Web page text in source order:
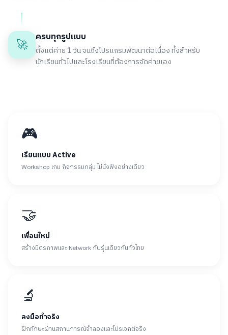
🚀 ครบทุกรูปแบบ
ตั้งแต่ค่าย 1 วัน จนถึงโปรแกรมพัฒนาต่อเนื่อง ทั้งสำหรับ
นักเรียนทั่วไปและโรงเรียนที่ต้องการจัดค่ายเอง
🎮
เรียนแบบ Active
Workshop เกม กิจกรรมกลุ่ม ไม่นั่งฟังอย่างเดียว
🤝
เพื่อนใหม่
สร้างมิตรภาพและ Network กับรุ่นเดียวกันทั่วไทย
🔬
ลงมือทำจริง
ฝึกทักษะผ่านสถานการณ์จำลองและโปรเจกต์จริง